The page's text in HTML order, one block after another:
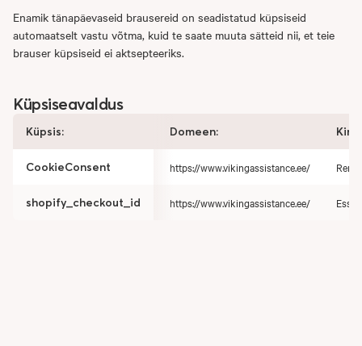
Enamik tänapäevaseid brausereid on seadistatud küpsiseid
automaatselt vastu võtma, kuid te saate muuta sätteid nii, et teie
brauser küpsiseid ei aktsepteeriks.
Küpsiseavaldus
Küpsis: Domeen:
CookieConsent https://www.vikingassistance.ee/
shopify_checkout_id https://www.vikingassistance.ee/